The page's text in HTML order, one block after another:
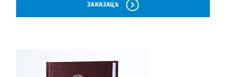
ЗАКАЗАЦЬ